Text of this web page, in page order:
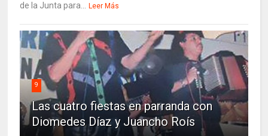
de la Junta para...
Leer Más
9
Las cuatro fiestas en parranda con
Diomedes Díaz y Juancho Roís